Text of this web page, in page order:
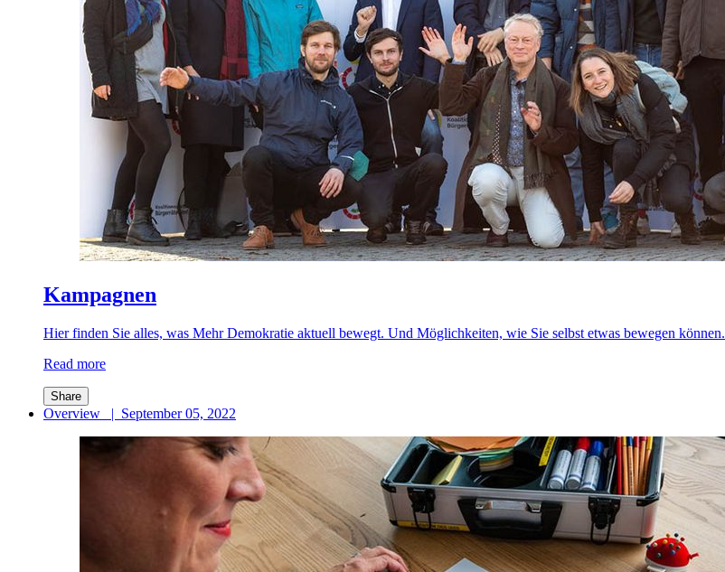
Kampagnen
Hier finden Sie alles, was Mehr Demokratie aktuell bewegt. Und Möglichkeiten, wie Sie selbst etwas bewegen können.
Read more
Share
Overview | September 05, 2022